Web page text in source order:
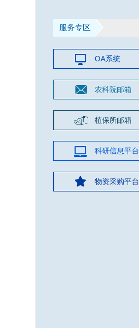
服务专区
OA系统
农科院邮箱
植保所邮箱
科研信息平台
物资采购平台